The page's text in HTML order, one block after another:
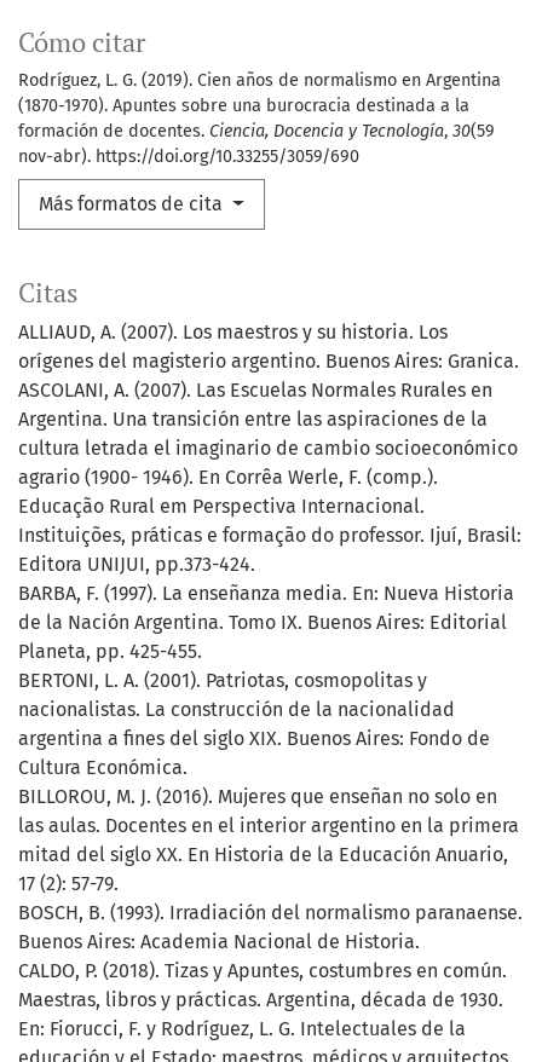
Cómo citar
Rodríguez, L. G. (2019). Cien años de normalismo en Argentina
(1870-1970). Apuntes sobre una burocracia destinada a la
formación de docentes. Ciencia, Docencia y Tecnología, 30(59
nov-abr). https://doi.org/10.33255/3059/690
Más formatos de cita
Citas
ALLIAUD, A. (2007). Los maestros y su historia. Los
orígenes del magisterio argentino. Buenos Aires: Granica.
ASCOLANI, A. (2007). Las Escuelas Normales Rurales en
Argentina. Una transición entre las aspiraciones de la
cultura letrada el imaginario de cambio socioeconómico
agrario (1900- 1946). En Corrêa Werle, F. (comp.).
Educação Rural em Perspectiva Internacional.
Instituições, práticas e formação do professor. Ijuí, Brasil:
Editora UNIJUI, pp.373-424.
BARBA, F. (1997). La enseñanza media. En: Nueva Historia
de la Nación Argentina. Tomo IX. Buenos Aires: Editorial
Planeta, pp. 425-455.
BERTONI, L. A. (2001). Patriotas, cosmopolitas y
nacionalistas. La construcción de la nacionalidad
argentina a fines del siglo XIX. Buenos Aires: Fondo de
Cultura Económica.
BILLOROU, M. J. (2016). Mujeres que enseñan no solo en
las aulas. Docentes en el interior argentino en la primera
mitad del siglo XX. En Historia de la Educación Anuario,
17 (2): 57-79.
BOSCH, B. (1993). Irradiación del normalismo paranaense.
Buenos Aires: Academia Nacional de Historia.
CALDO, P. (2018). Tizas y Apuntes, costumbres en común.
Maestras, libros y prácticas. Argentina, década de 1930.
En: Fiorucci, F. y Rodríguez, L. G. Intelectuales de la